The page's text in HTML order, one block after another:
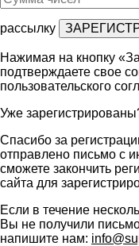
рассылку
Нажимая на кнопку
подтверждаете свое
пользовательского
Уже
Спасибо за
отправлено письмо с
сможете закончить
сайта для
Если в течение
Вы не получили
напишите нам: